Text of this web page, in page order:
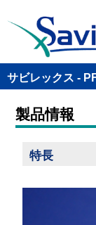
サビレックス -
製品情報
特長